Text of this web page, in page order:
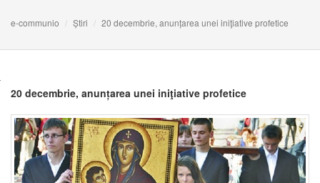
e-communio Știri 20 decembrie, anunțarea unei iniţiative profetice
20 decembrie, anunțarea unei iniţiative profetice